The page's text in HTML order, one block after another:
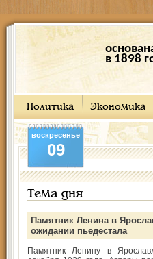
в 1898
Политика Экономика
воскресенье
09
Тема дня
Памятник Ленина в
ожидании пьедестала
Памятник Ленину в